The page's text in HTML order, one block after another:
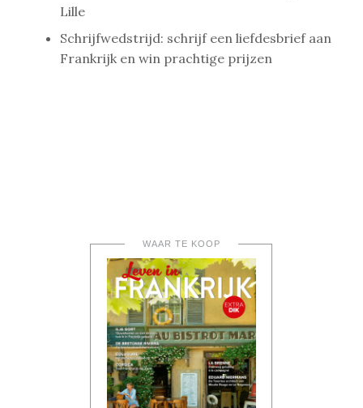
Lille
Schrijfwedstrijd: schrijf een liefdesbrief aan
Frankrijk en win prachtige prijzen
WAAR TE KOOP